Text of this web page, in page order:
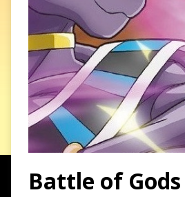
Battle of Gods